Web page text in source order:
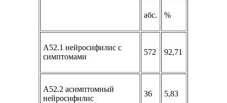
абс. %
A52.1 нейросифилис с
симптомами
572 92,71
A52.2 асимптомный
нейросифилис
36 5,83